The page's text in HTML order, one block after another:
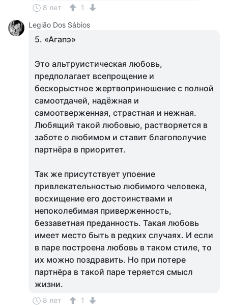
8 лет
1
Legião Dos Sábios
5. «Агапэ»
Это альтруистическая любовь,
предполагает всепрощение и
бескорыстное жертвоприношение с полной
самоотдачей, надёжная и
самоотверженная, страстная и нежная.
Любящий такой любовью, растворяется в
заботе о любимом и ставит благополучие
партнёра в приоритет.
Так же присутствует упоение
привлекательностью любимого человека,
восхищение его достоинствами и
непоколебимая приверженность,
беззаветная преданность. Такая любовь
имеет место быть в редких случаях. И если
в паре построена любовь в таком стиле, то
их можно поздравить. Но при потере
партнёра в такой паре теряется смысл
жизни.
8 лет 1